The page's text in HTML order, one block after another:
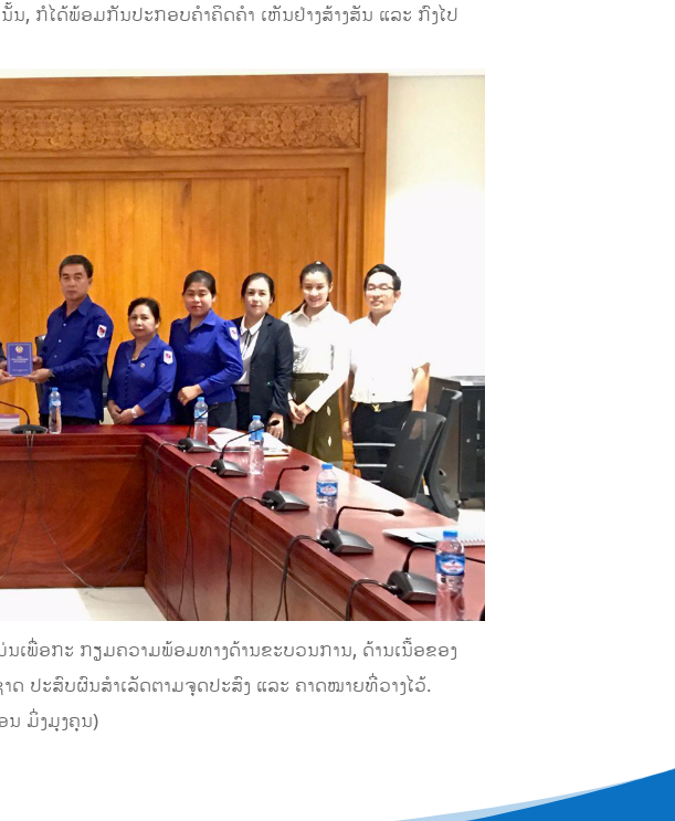
ກໍໄດ້ພ້ອມກັນປະກອບຄຳຄິດຄຳ ເຫັນຢ່າງສ້າງສັນ ແລະ ກົງໄປ
ເພື່ອກະ ກຽມຄວາມພ້ອມທາງດ້ານຂະບວນການ, ດ້ານເນື້ອຂອງ
ປະສົບຜົນສຳເລັດຕາມຈຸດປະສົງ ແລະ ຄາດໝາຍທີ່ວາງໄວ້.
ນ ມິ່ງມຸງຄຸນ)